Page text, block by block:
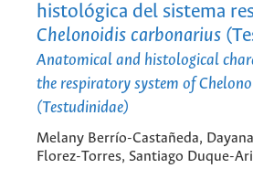
histológica del sistema
Chelonoidis carbonarius
Anatomical and histological
the respiratory system of
(Testudinidae)
Melany Berrío-Castañeda, Dayana
Florez-Torres, Santiago Duque-